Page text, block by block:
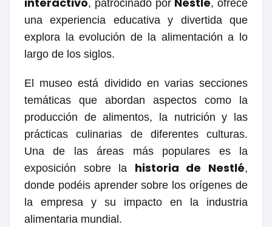
, patrocinado por
, ofrece
una experiencia educativa y divertida que
explora la evolución de la alimentación a lo
largo de los siglos.
El museo está dividido en varias secciones
temáticas que abordan aspectos como la
producción de alimentos, la nutrición y las
prácticas culinarias de diferentes culturas.
Una de las áreas más populares es la
exposición sobre la historia de Nestlé,
donde podéis aprender sobre los orígenes de
la empresa y su impacto en la industria
alimentaria mundial.